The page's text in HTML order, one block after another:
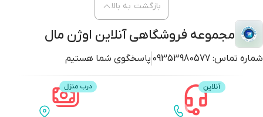
مجموعه فروشگاهی آنلاین اوژن مال
شماره تماس: 09353980577 پاسخگوی شما هستیم
بازگشت به بالا